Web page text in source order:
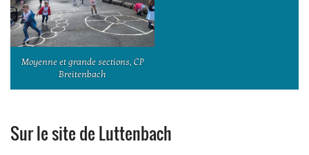
Moyenne et grande sections, CP
Breitenbach
Sur le site de Luttenbach